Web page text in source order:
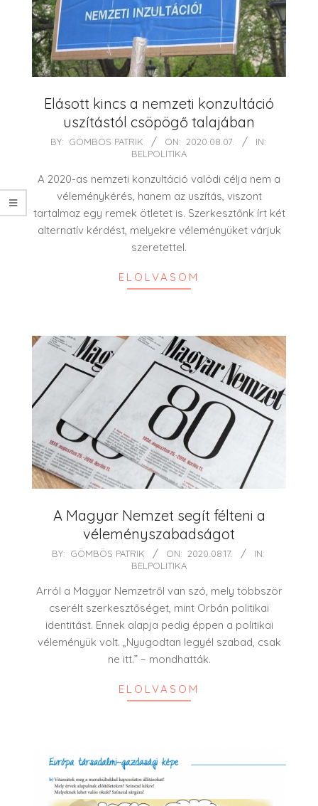
Elásott kincs a nemzeti konzultáció
uszítástól csöpögő talajában
2020-
07
BY: GÖMBÖS PATRIK ON: 2020.08.07.
IN:
BELPOLITIKA
A 2020-as nemzeti konzultáció valódi célja nem a
véleménykérés, hanem az uszítás, viszont
tartalmaz egy remek ötletet is. Szerkesztőnk írt két
alternatív kérdést, melyekre véleményüket várjuk
szeretettel.
ELOLVASOM
A Magyar Nemzet segít félteni a
véleményszabadságot
2020-
17
BY: GÖMBÖS PATRIK ON: 2020.08.17.
IN:
BELPOLITIKA
Arról a Magyar Nemzetről van szó, mely többször
cserélt szerkesztőséget, mint Orbán politikai
identitást. Ennek alapja pedig éppen a politikai
véleményük volt. „Nyugodtan legyél szabad, csak
ne itt.” – mondhatták.
ELOLVASOM